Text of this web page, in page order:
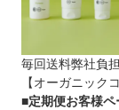
毎回送料弊社負
【オーガニック
■定期便お客様